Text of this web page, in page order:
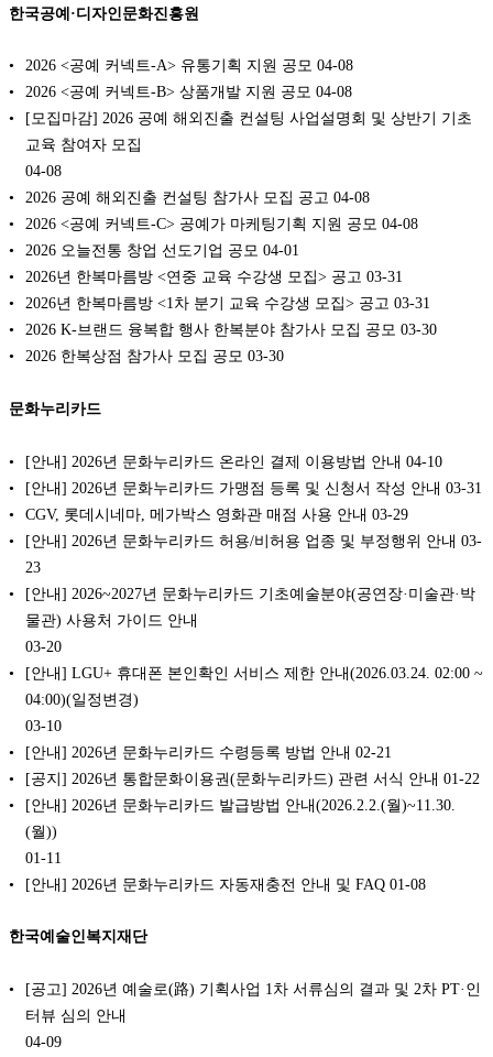
한국공예·디자인문화진흥원
2026 <공예 커넥트-A> 유통기획 지원 공모 04-08
2026 <공예 커넥트-B> 상품개발 지원 공모 04-08
[모집마감] 2026 공예 해외진출 컨설팅 사업설명회 및 상반기 기초
교육 참여자 모집
04-08
2026 공예 해외진출 컨설팅 참가사 모집 공고 04-08
2026 <공예 커넥트-C> 공예가 마케팅기획 지원 공모 04-08
2026 오늘전통 창업 선도기업 공모 04-01
2026년 한복마름방 <연중 교육 수강생 모집> 공고 03-31
2026년 한복마름방 <1차 분기 교육 수강생 모집> 공고 03-31
2026 K-브랜드 융복합 행사 한복분야 참가사 모집 공모 03-30
2026 한복상점 참가사 모집 공모 03-30
문화누리카드
[안내] 2026년 문화누리카드 온라인 결제 이용방법 안내 04-10
[안내] 2026년 문화누리카드 가맹점 등록 및 신청서 작성 안내 03-31
CGV, 롯데시네마, 메가박스 영화관 매점 사용 안내 03-29
[안내] 2026년 문화누리카드 허용/비허용 업종 및 부정행위 안내 03-
23
[안내] 2026~2027년 문화누리카드 기초예술분야(공연장·미술관·박
물관) 사용처 가이드 안내
03-20
[안내] LGU+ 휴대폰 본인확인 서비스 제한 안내(2026.03.24. 02:00 ~
04:00)(일정변경)
03-10
[안내] 2026년 문화누리카드 수령등록 방법 안내 02-21
[공지] 2026년 통합문화이용권(문화누리카드) 관련 서식 안내 01-22
[안내] 2026년 문화누리카드 발급방법 안내(2026.2.2.(월)~11.30.
(월))
01-11
[안내] 2026년 문화누리카드 자동재충전 안내 및 FAQ 01-08
한국예술인복지재단
[공고] 2026년 예술로(路) 기획사업 1차 서류심의 결과 및 2차 PT·인
터뷰 심의 안내
04-09